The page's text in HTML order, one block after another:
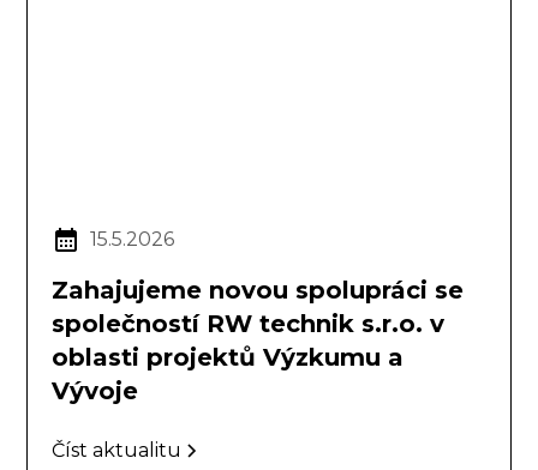
15.5.2026
Zahajujeme novou spolupráci se
společností RW technik s.r.o. v
oblasti projektů Výzkumu a
Vývoje
Číst aktualitu